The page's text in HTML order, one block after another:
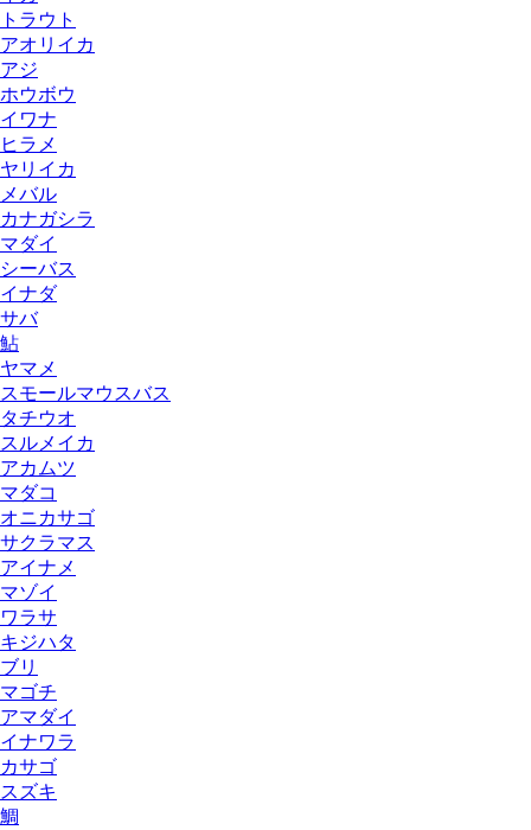
トラウト
アオリイカ
アジ
ホウボウ
イワナ
ヒラメ
ヤリイカ
メバル
カナガシラ
マダイ
シーバス
イナダ
サバ
鮎
ヤマメ
スモールマウスバス
タチウオ
スルメイカ
アカムツ
マダコ
オニカサゴ
サクラマス
アイナメ
マゾイ
ワラサ
キジハタ
ブリ
マゴチ
アマダイ
イナワラ
カサゴ
スズキ
鯛